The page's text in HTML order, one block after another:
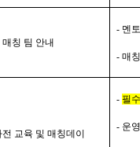
매칭 팀 안내
- 멘
- 매
전 교육 및 매칭데이
- 필
- 운